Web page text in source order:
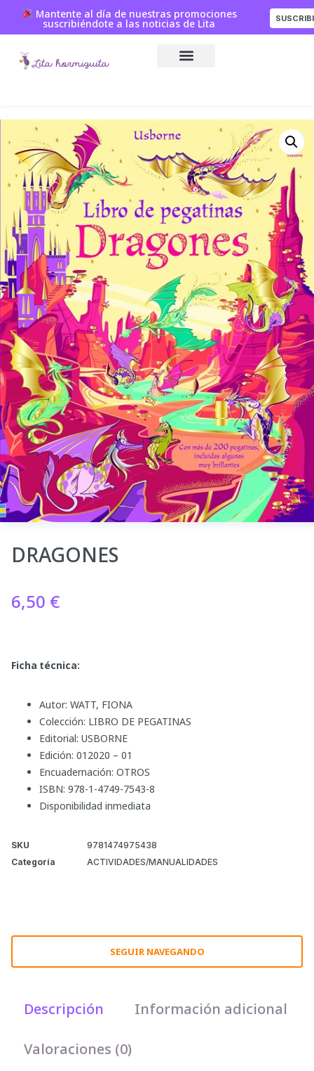
Mantente al día de nuestras promociones
suscribiéndote a las noticias de Lita
DRAGONES
6,50 €
Ficha técnica:
Autor: WATT, FIONA
Colección: LIBRO DE PEGATINAS
Editorial: USBORNE
Edición: 012020 – 01
Encuadernación: OTROS
ISBN: 978-1-4749-7543-8
Disponibilidad inmediata
SKU
9781474975438
Categoría
ACTIVIDADES/MANUALIDADES
SEGUIR NAVEGANDO
Descripción Información adicional
Valoraciones (0)